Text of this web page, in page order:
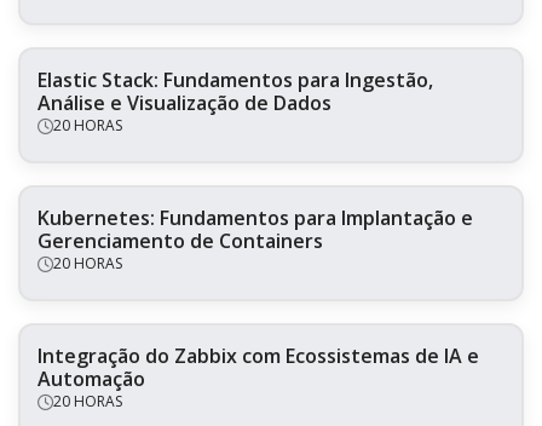
Elastic Stack: Fundamentos para Ingestão,
Análise e Visualização de Dados
20 HORAS
Kubernetes: Fundamentos para Implantação e
Gerenciamento de Containers
20 HORAS
Integração do Zabbix com Ecossistemas de IA e
Automação
20 HORAS